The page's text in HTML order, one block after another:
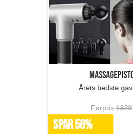
Årets bedste
Førpris1329
SPAR 56%